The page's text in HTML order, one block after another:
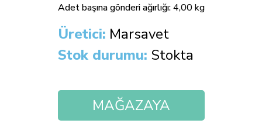
Adet başına gönderi ağırlığı:4,00 kg
Üretici: Marsavet
Stok durumu: Stokta
MAĞAZAYA